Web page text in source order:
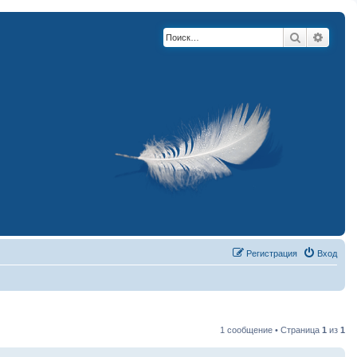
Поиск
Вход
Регистрация
1 сообщение • Страница 1 из 1